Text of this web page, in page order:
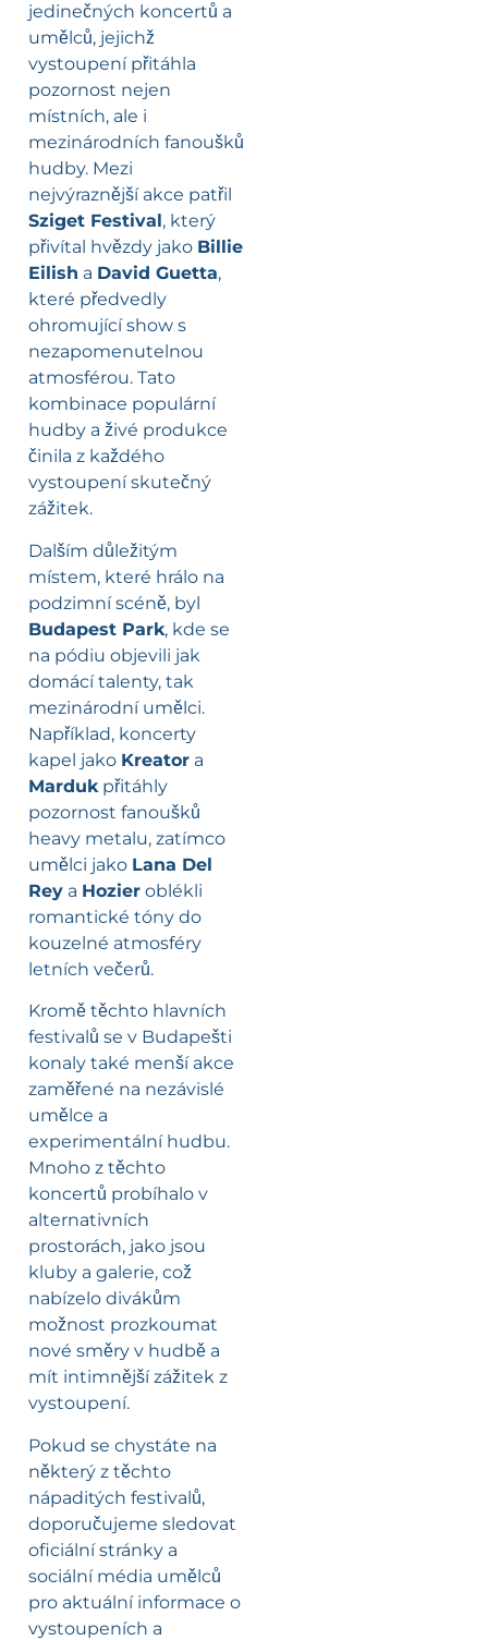
jedinečných koncertů a
umělců, jejichž
vystoupení přitáhla
pozornost nejen
místních, ale i
mezinárodních fanoušků
hudby. Mezi
nejvýraznější akce patřil
Sziget Festival, který
přivítal hvězdy jako Billie
Eilish a David Guetta,
které předvedly
ohromující show s
nezapomenutelnou
atmosférou. Tato
kombinace populární
hudby a živé produkce
činila z každého
vystoupení skutečný
zážitek.
Dalším důležitým
místem, které hrálo na
podzimní scéně, byl
Budapest Park, kde se
na pódiu objevili jak
domácí talenty, tak
mezinárodní umělci.
Například, koncerty
kapel jako Kreator a
Marduk přitáhly
pozornost fanoušků
heavy metalu, zatímco
umělci jako Lana Del
Rey a Hozier oblékli
romantické tóny do
kouzelné atmosféry
letních večerů.
Kromě těchto hlavních
festivalů se v Budapešti
konaly také menší akce
zaměřené na nezávislé
umělce a
experimentální hudbu.
Mnoho z těchto
koncertů probíhalo v
alternativních
prostorách, jako jsou
kluby a galerie, což
nabízelo divákům
možnost prozkoumat
nové směry v hudbě a
mít intimnější zážitek z
vystoupení.
Pokud se chystáte na
některý z těchto
nápaditých festivalů,
doporučujeme sledovat
oficiální stránky a
sociální média umělců
pro aktuální informace o
vystoupeních a